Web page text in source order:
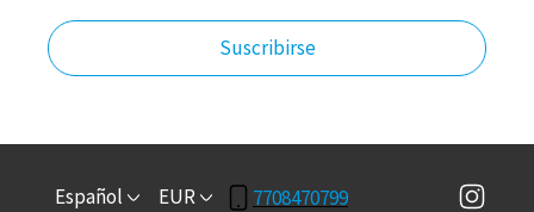
Suscribirse
Español EUR 7708470799